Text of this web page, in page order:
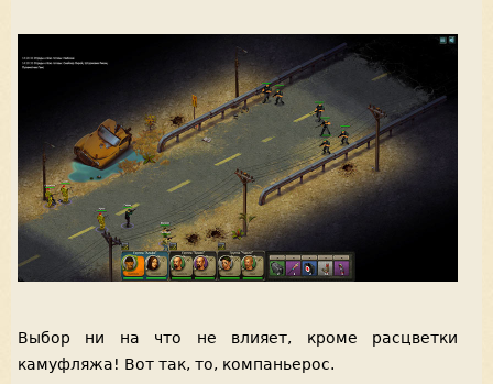
Выбор ни на что не влияет, кроме расцветки
камуфляжа! Вот так, то, компаньерос.